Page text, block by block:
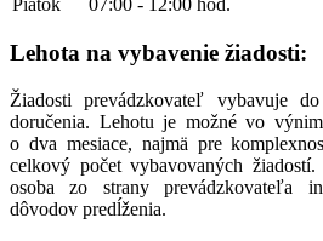
Lehota na vybavenie žiadosti:
Žiadosti prevádzkovateľ vybavuje
doručenia. Lehotu je možné vo
o dva mesiace, najmä pre
celkový počet vybavovaných
osoba zo strany prevádzkovateľa
dôvodov predĺženia.